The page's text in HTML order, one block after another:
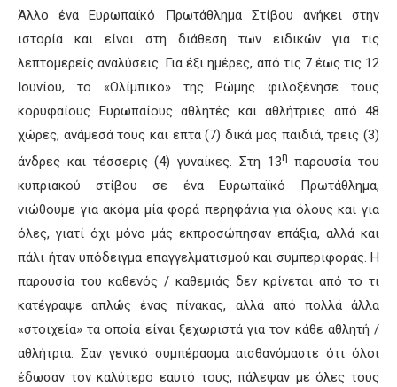
Άλλο ένα Ευρωπαϊκό Πρωτάθλημα Στίβου ανήκει στην
ιστορία και είναι στη διάθεση των ειδικών για τις
λεπτομερείς αναλύσεις. Για έξι ημέρες, από τις 7 έως τις 12
Ιουνίου, το «Ολίμπικο» της Ρώμης φιλοξένησε τους
κορυφαίους Ευρωπαίους αθλητές και αθλήτριες από 48
χώρες, ανάμεσά τους και επτά (7) δικά μας παιδιά, τρεις (3)
άνδρες και τέσσερις (4) γυναίκες. Στη 13η παρουσία του
κυπριακού στίβου σε ένα Ευρωπαϊκό Πρωτάθλημα,
νιώθουμε για ακόμα μία φορά περηφάνια για όλους και για
όλες, γιατί όχι μόνο μάς εκπροσώπησαν επάξια, αλλά και
πάλι ήταν υπόδειγμα επαγγελματισμού και συμπεριφοράς. Η
παρουσία του καθενός / καθεμιάς δεν κρίνεται από το τι
κατέγραψε απλώς ένας πίνακας, αλλά από πολλά άλλα
«στοιχεία» τα οποία είναι ξεχωριστά για τον κάθε αθλητή /
αθλήτρια. Σαν γενικό συμπέρασμα αισθανόμαστε ότι όλοι
έδωσαν τον καλύτερο εαυτό τους, πάλεψαν με όλες τους